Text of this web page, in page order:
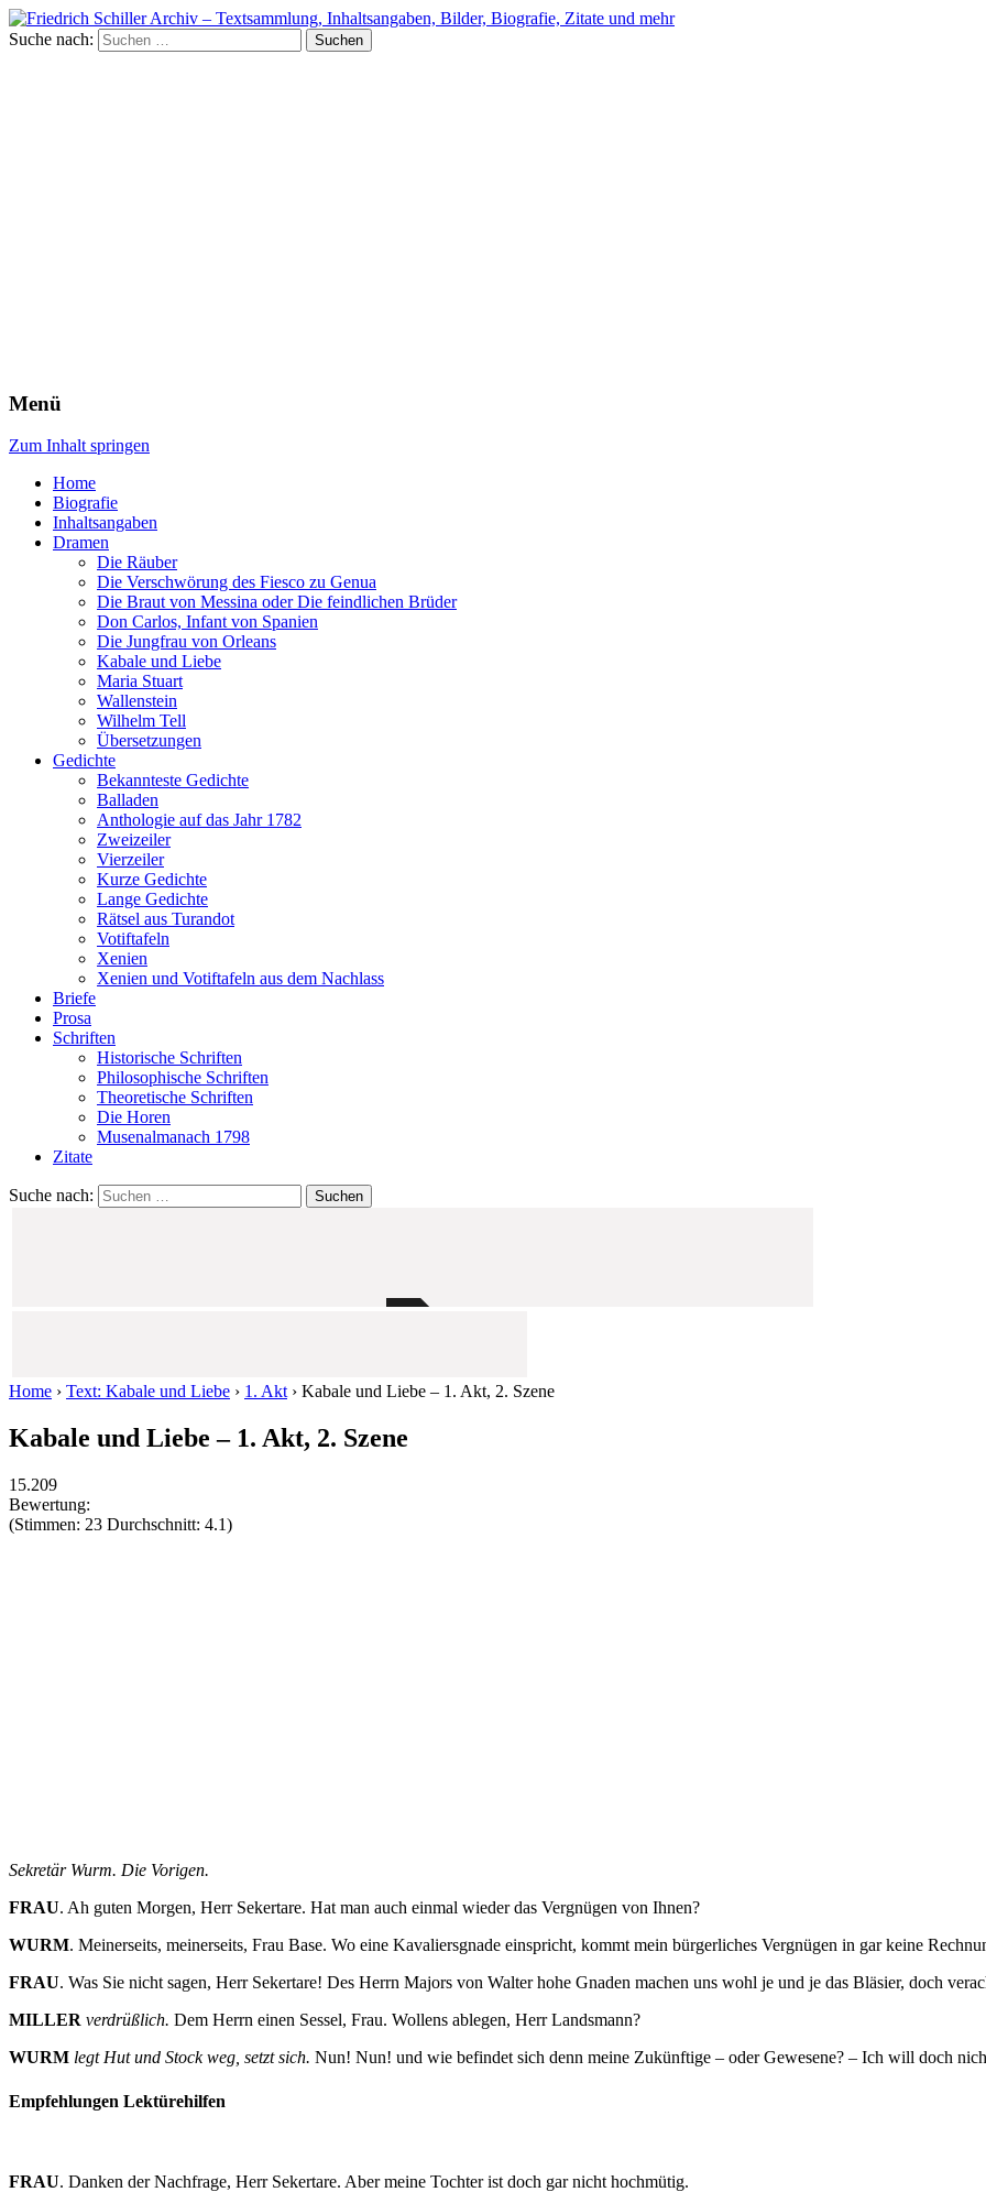
Suche nach:
Menü
Zum Inhalt springen
Home
Biografie
Inhaltsangaben
Dramen
Die Räuber
Die Verschwörung des Fiesco zu Genua
Die Braut von Messina oder Die feindlichen Brüder
Don Carlos, Infant von Spanien
Die Jungfrau von Orleans
Kabale und Liebe
Maria Stuart
Wallenstein
Wilhelm Tell
Übersetzungen
Gedichte
Bekannteste Gedichte
Balladen
Anthologie auf das Jahr 1782
Zweizeiler
Vierzeiler
Kurze Gedichte
Lange Gedichte
Rätsel aus Turandot
Votiftafeln
Xenien
Xenien und Votiftafeln aus dem Nachlass
Briefe
Prosa
Schriften
Historische Schriften
Philosophische Schriften
Theoretische Schriften
Die Horen
Musenalmanach 1798
Zitate
Suche nach:
Home › Text: Kabale und Liebe › 1. Akt› Kabale und Liebe – 1. Akt, 2. Szene
Kabale und Liebe – 1. Akt, 2. Szene
15.209
Bewertung:
(Stimmen: 23 Durchschnitt: 4.1)
Sekretär Wurm. Die Vorigen.
FRAU. Ah guten Morgen, Herr Sekertare. Hat man auch einmal wieder das Vergnügen von Ihnen?
WURM. Meinerseits, meinerseits, Frau Base. Wo eine Kavaliersgnade einspricht, kommt mein bürgerliches Vergnügen in gar keine
FRAU. Was Sie nicht sagen, Herr Sekertare! Des Herrn Majors von Walter hohe Gnaden machen uns wohl je und je das Bläsier, doch
MILLER verdrüßlich. Dem Herrn einen Sessel, Frau. Wollens ablegen, Herr Landsmann?
WURM legt Hut und Stock weg, setzt sich. Nun! Nun! und wie befindet sich denn meine Zukünftige – oder Gewesene? – Ich will doch
Empfehlungen Lektürehilfen
FRAU. Danken der Nachfrage, Herr Sekertare. Aber meine Tochter ist doch gar nicht hochmütig.